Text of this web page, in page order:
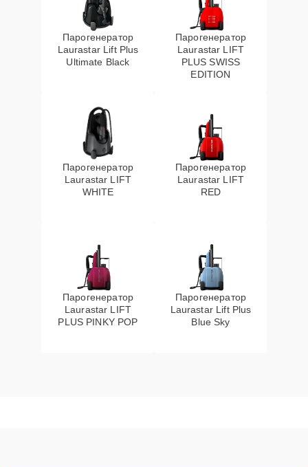
Парогенератор
Laurastar Lift Plus
Ultimate Black
Парогенератор
Laurastar LIFT
PLUS SWISS
EDITION
Парогенератор
Laurastar LIFT
WHITE
Парогенератор
Laurastar LIFT
RED
Парогенератор
Laurastar LIFT
PLUS PINKY POP
Парогенератор
Laurastar Lift Plus
Blue Sky